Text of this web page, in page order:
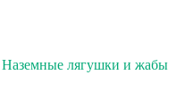
Наземные лягушки и жабы